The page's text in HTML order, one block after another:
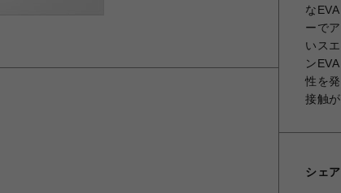
な
ーで
いス
ン
性を
接触
シェ